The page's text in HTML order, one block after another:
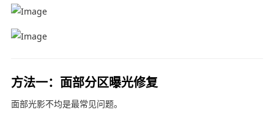
方法一：面部分区曝光修复
面部光影不均是最常见问题。